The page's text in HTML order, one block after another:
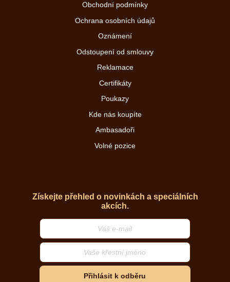
Obchodní podmínky
Ochrana osobních údajů
Oznámení
Odstoupení od smlouvy
Reklamace
Certifikáty
Poukazy
Kde nás koupíte
Ambasadoři
Volné pozice
Získejte přehled o novinkách a speciálních
akcích.
Přihlásit k odběru